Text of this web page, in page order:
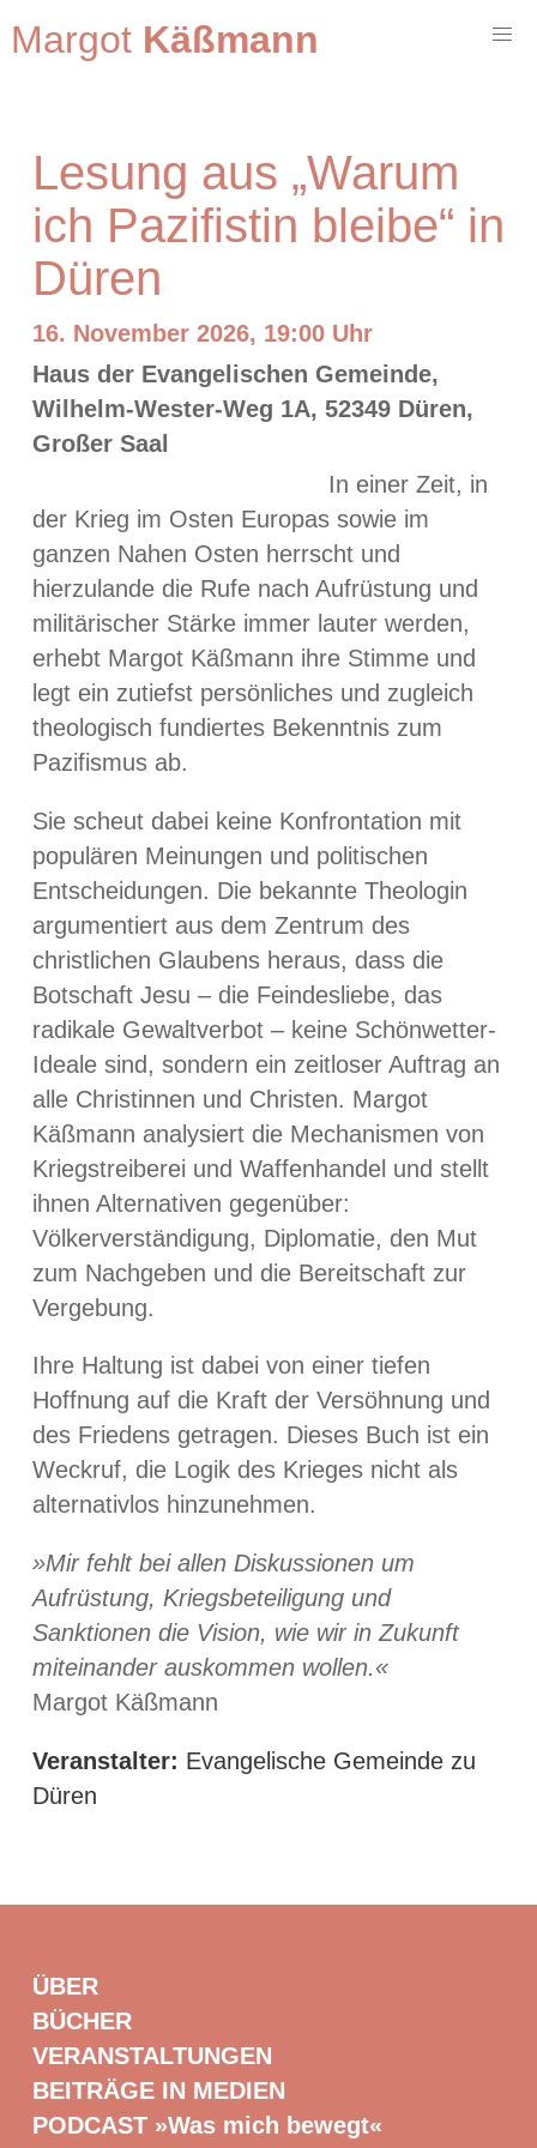
Margot Käßmann
Lesung aus „Warum
ich Pazifistin bleibe“ in
Düren
16. November 2026, 19:00 Uhr
Haus der Evangelischen Gemeinde,
Wilhelm-Wester-Weg 1A, 52349 Düren,
Großer Saal
In einer Zeit, in
der Krieg im Osten Europas sowie im
ganzen Nahen Osten herrscht und
hierzulande die Rufe nach Aufrüstung und
militärischer Stärke immer lauter werden,
erhebt Margot Käßmann ihre Stimme und
legt ein zutiefst persönliches und zugleich
theologisch fundiertes Bekenntnis zum
Pazifismus ab.
Sie scheut dabei keine Konfrontation mit
populären Meinungen und politischen
Entscheidungen. Die bekannte Theologin
argumentiert aus dem Zentrum des
christlichen Glaubens heraus, dass die
Botschaft Jesu – die Feindesliebe, das
radikale Gewaltverbot – keine Schönwetter-
Ideale sind, sondern ein zeitloser Auftrag an
alle Christinnen und Christen. Margot
Käßmann analysiert die Mechanismen von
Kriegstreiberei und Waffenhandel und stellt
ihnen Alternativen gegenüber:
Völkerverständigung, Diplomatie, den Mut
zum Nachgeben und die Bereitschaft zur
Vergebung.
Ihre Haltung ist dabei von einer tiefen
Hoffnung auf die Kraft der Versöhnung und
des Friedens getragen. Dieses Buch ist ein
Weckruf, die Logik des Krieges nicht als
alternativlos hinzunehmen.
»Mir fehlt bei allen Diskussionen um
Aufrüstung, Kriegsbeteiligung und
Sanktionen die Vision, wie wir in Zukunft
miteinander auskommen wollen.«
Margot Käßmann
Veranstalter: Evangelische Gemeinde zu
Düren
ÜBER
BÜCHER
VERANSTALTUNGEN
BEITRÄGE IN MEDIEN
PODCAST »Was mich bewegt«